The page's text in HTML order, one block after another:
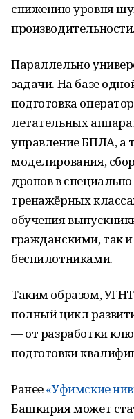
снижению уровня
производительности.
Параллельно
задачи. На базе
подготовка
летательных
управление БПЛА, а
моделирования,
дронов в
тренажёрных
обучения
гражданскими, так
беспилотниками.
Таким образом,
полный цикл
— от разработки
подготовки
Ранее«Уфимские
Башкирия может